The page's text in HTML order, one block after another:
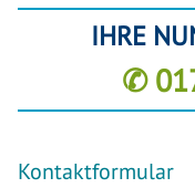
IHRE
✆
Kontaktformular